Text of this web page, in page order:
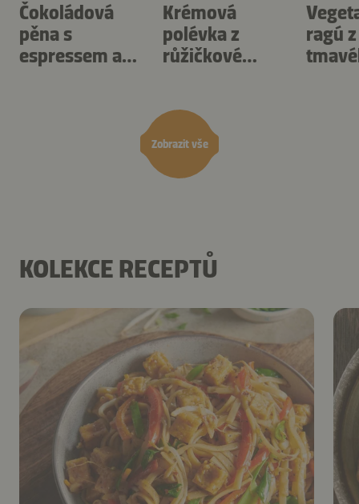
Zobrazit vše
Čokoládová
pěna s
espressem a
Krémová
polévka z
růžičkové
ragú
KOLEKCE RECEPTŮ